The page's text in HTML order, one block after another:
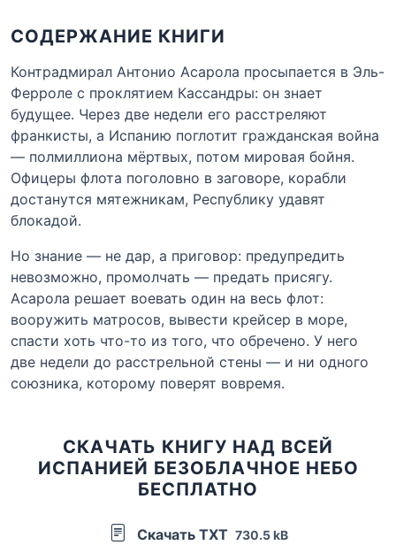
СОДЕРЖАНИЕ КНИГИ
Контрадмирал Антонио Асарола просыпается в Эль-
Ферроле с проклятием Кассандры: он знает
будущее. Через две недели его расстреляют
франкисты, а Испанию поглотит гражданская война
— полмиллиона мёртвых, потом мировая бойня.
Офицеры флота поголовно в заговоре, корабли
достанутся мятежникам, Республику удавят
блокадой.
Но знание — не дар, а приговор: предупредить
невозможно, промолчать — предать присягу.
Асарола решает воевать один на весь флот:
вооружить матросов, вывести крейсер в море,
спасти хоть что-то из того, что обречено. У него
две недели до расстрельной стены — и ни одного
союзника, которому поверят вовремя.
СКАЧАТЬ КНИГУ НАД ВСЕЙ
ИСПАНИЕЙ БЕЗОБЛАЧНОЕ НЕБО
БЕСПЛАТНО
Скачать TXT 730.5 kB